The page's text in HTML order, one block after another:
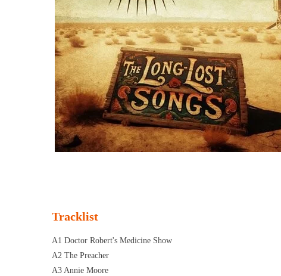
Tracklist
A1 Doctor Robert's Medicine Show
A2 The Preacher
A3 Annie Moore